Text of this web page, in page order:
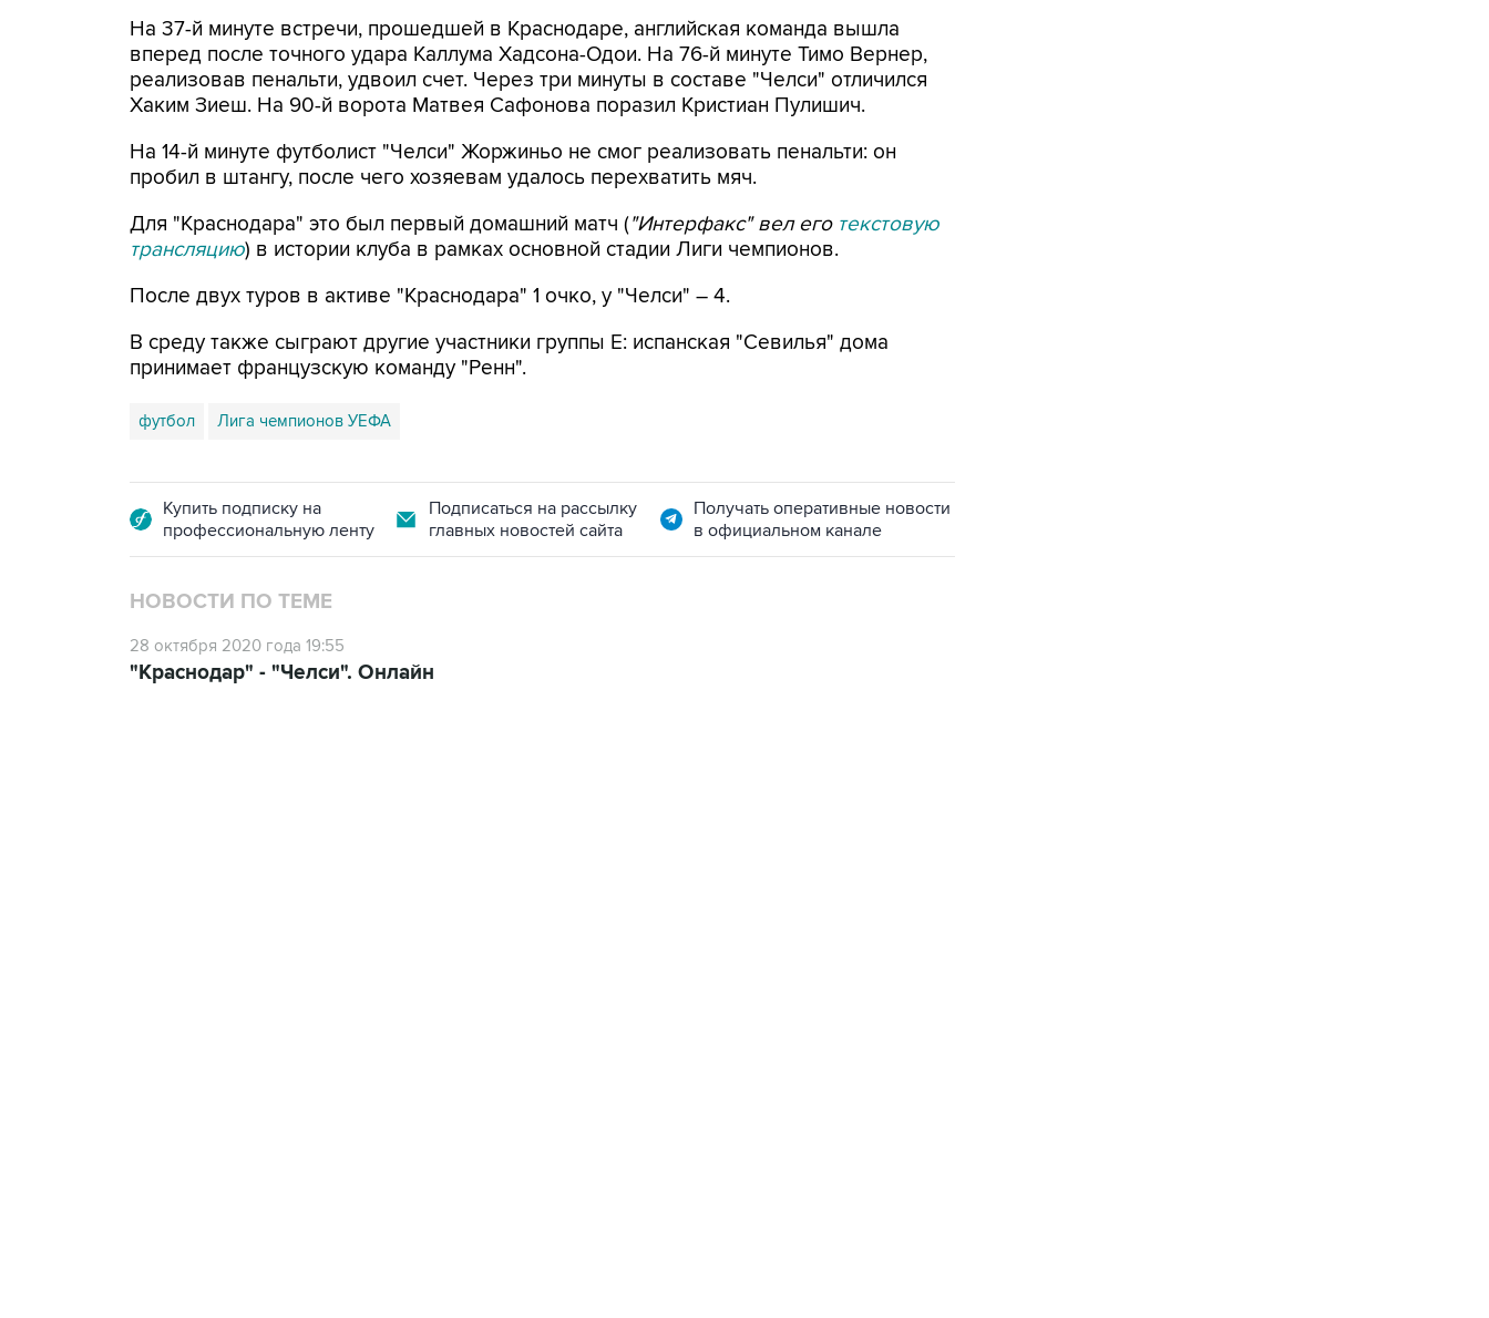
На 37-й минуте встречи, прошедшей в Краснодаре, английская команда вышла
вперед после точного удара Каллума Хадсона-Одои. На 76-й минуте Тимо Вернер,
реализовав пенальти, удвоил счет. Через три минуты в составе "Челси" отличился
Хаким Зиеш. На 90-й ворота Матвея Сафонова поразил Кристиан Пулишич.
На 14-й минуте футболист "Челси" Жоржиньо не смог реализовать пенальти: он
пробил в штангу, после чего хозяевам удалось перехватить мяч.
Для "Краснодара" это был первый домашний матч ("Интерфакс" вел его текстовую
трансляцию) в истории клуба в рамках основной стадии Лиги чемпионов.
После двух туров в активе "Краснодара" 1 очко, у "Челси" – 4.
В среду также сыграют другие участники группы Е: испанская "Севилья" дома
принимает французскую команду "Ренн".
футбол Лига чемпионов УЕФА
Купить подписку на
профессиональную ленту
Подписаться на рассылку
главных новостей сайта
Получать оперативные новости
в официальном канале
НОВОСТИ ПО ТЕМЕ
28 октября 2020 года 19:55
"Краснодар" - "Челси". Онлайн